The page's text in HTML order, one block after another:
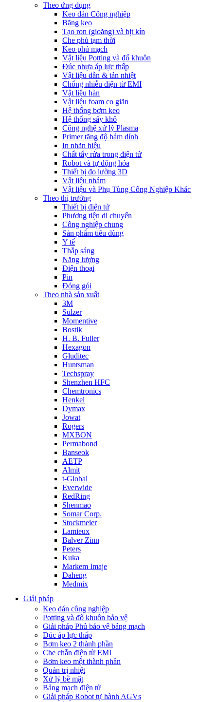
Theo ứng dụng
Keo dán Công nghiệp
Băng keo
Tạo ron (gioăng) và bịt kín
Che phủ tạm thời
Keo phủ mạch
Vật liệu Potting và đổ khuôn
Đúc nhựa áp lực thấp
Vật liệu dẫn & tản nhiệt
Chống nhiễu điện từ EMI
Vật liệu hàn
Vật liệu foam co giãn
Hệ thống bơm keo
Hệ thống sấy khô
Công nghệ xử lý Plasma
Primer tăng độ bám dính
In nhãn hiệu
Chất tẩy rửa trong điện tử
Robot và tự động hóa
Thiết bị đo lường 3D
Vật liệu nhám
Vật liệu và Phụ Tùng Công Nghiệp Khác
Theo thị trường
Thiết bị điện tử
Phương tiện di chuyển
Công nghiệp chung
Sản phẩm tiêu dùng
Y tế
Thắp sáng
Năng lượng
Điện thoại
Pin
Đóng gói
Theo nhà sản xuất
3M
Sulzer
Momentive
Bostik
H. B. Fuller
Hexagon
Gluditec
Huntsman
Techspray
Shenzhen HFC
Chemtronics
Henkel
Dymax
Jowat
Rogers
MXBON
Permabond
Banseok
AETP
Almit
t-Global
Everwide
RedRing
Shenmao
Somar Corp.
Stockmeier
Lamieux
Balver Zinn
Peters
Kuka
Markem Imaje
Daheng
Medmix
Giải pháp
Keo dán công nghiệp
Potting và đổ khuôn bảo vệ
Giải pháp Phủ bảo vệ bảng mạch
Đúc áp lực thấp
Bơm keo 2 thành phần
Che chắn điện từ EMI
Bơm keo một thành phần
Quản trị nhiệt
Xử lý bề mặt
Bảng mạch điện tử
Giải pháp Robot tự hành AGVs